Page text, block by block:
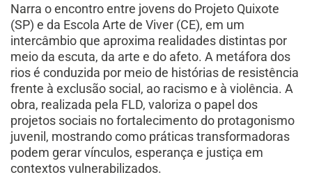
Narra o encontro entre jovens do Projeto Quixote
(SP) e da Escola Arte de Viver (CE), em um
intercâmbio que aproxima realidades distintas por
meio da escuta, da arte e do afeto. A metáfora dos
rios é conduzida por meio de histórias de resistência
frente à exclusão social, ao racismo e à violência. A
obra, realizada pela FLD, valoriza o papel dos
projetos sociais no fortalecimento do protagonismo
juvenil, mostrando como práticas transformadoras
podem gerar vínculos, esperança e justiça em
contextos vulnerabilizados.